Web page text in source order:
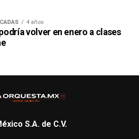
4 años
volver en enero a clases
S.A. de C.V.